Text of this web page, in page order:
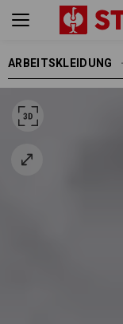
ARBEITSKLEIDUNG
ARBEITSHOSEN